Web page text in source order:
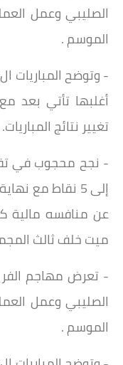
الصليبي وعمل
الموسم .
أغلبها تأتي بعد
تغيير نتائج المباريات.
- نجح محجوب في
إلى 5 نقاط مع
ميت خلف ثالث
- تعرض مهاجم
الصليبي وعمل
الموسم .